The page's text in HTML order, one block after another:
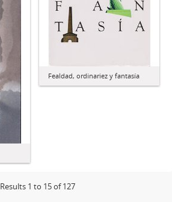
Fealdad, ordinariez y fantasía
Results 1 to 15 of 127